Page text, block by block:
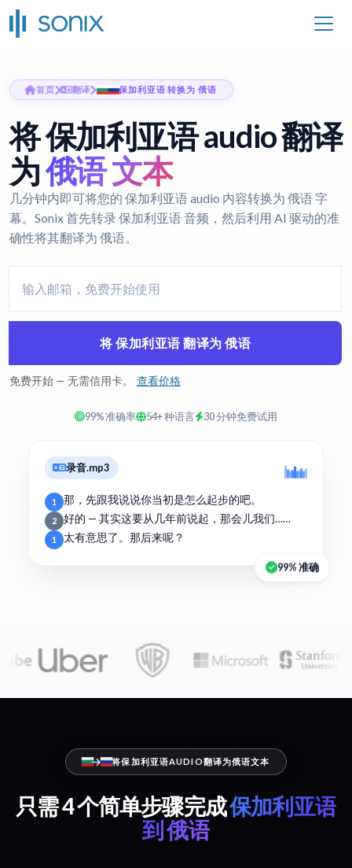
首页 翻译 保加利亚语 转换为 俄语
将 保加利亚语 audio 翻译
为俄语 文本
几分钟内即可将您的 保加利亚语 audio 内容转换为 俄语 字
幕。Sonix 首先转录 保加利亚语 音频，然后利用 AI 驱动的准
确性将其翻译为 俄语。
将 保加利亚语 翻译为 俄语
免费开始 — 无需信用卡。 查看价格
99% 准确率 54+ 种语言 30 分钟免费试用
录音.mp3
1 那，先跟我说说你当初是怎么起步的吧。
2 好的 — 其实这要从几年前说起，那会儿我们……
1 太有意思了。那后来呢？
99% 准确
将保加利亚语AUDIO翻译为俄语文本
只需 4 个简单步骤完成保加利亚语
到 俄语